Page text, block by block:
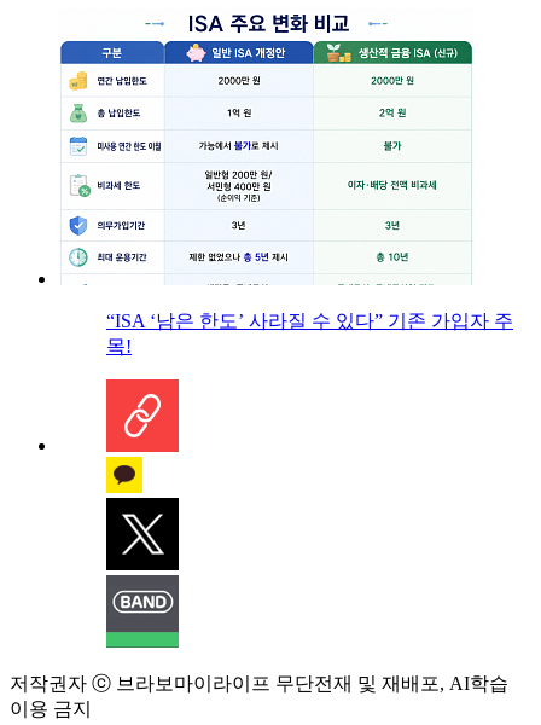
“ISA ‘남은 한도’ 사라질 수 있다” 기존 가입자 주
목!
저작권자 ⓒ 브라보마이라이프 무단전재 및 재배포, AI학습
이용 금지